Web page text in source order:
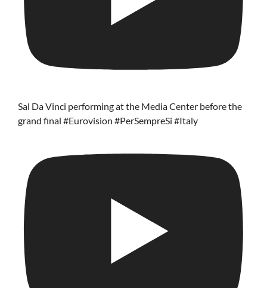
Sal Da Vinci performing at the Media Center before the
grand final #Eurovision #PerSempreSi #Italy